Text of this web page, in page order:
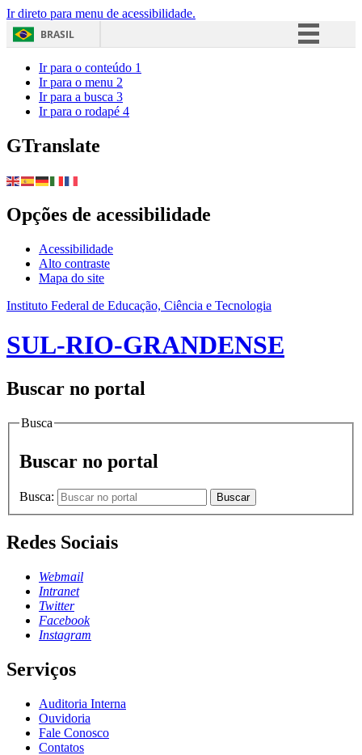
Ir direto para menu de acessibilidade.
BRASIL
Ir para o conteúdo 1
Ir para o menu 2
Ir para a busca 3
Ir para o rodapé 4
GTranslate
Opções de acessibilidade
Acessibilidade
Alto contraste
Mapa do site
Instituto Federal de Educação, Ciência e Tecnologia
SUL-RIO-GRANDENSE
Buscar no portal
Busca
Buscar no portal
Busca: Buscar
Redes Sociais
Webmail
Intranet
Twitter
Facebook
Instagram
Serviços
Auditoria Interna
Ouvidoria
Fale Conosco
Contatos